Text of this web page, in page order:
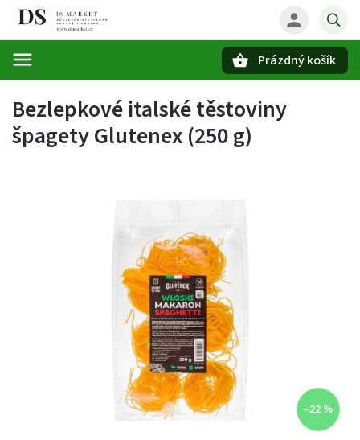
Prázdný košík
Bezlepkové italské těstoviny
špagety Glutenex (250 g)
–22 %